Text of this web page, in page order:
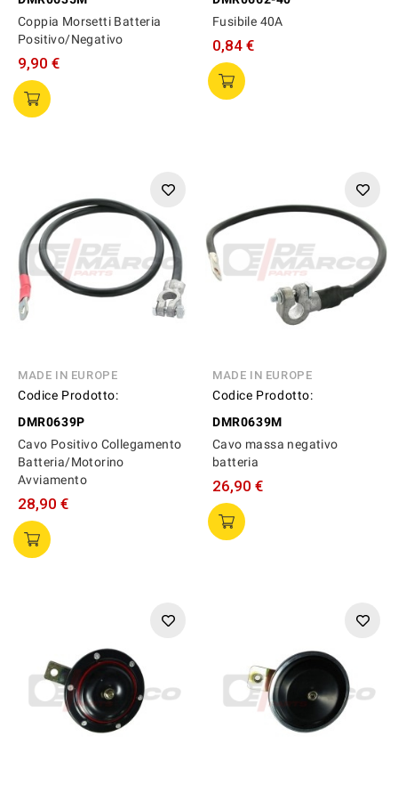
Coppia Morsetti Batteria
Positivo/Negativo
9,90 €
Fusibile 40A
0,84 €
MADE IN EUROPE
Codice Prodotto:
DMR0639P
Cavo Positivo Collegamento
Batteria/Motorino
Avviamento
28,90 €
MADE IN EUROPE
Codice Prodotto:
DMR0639M
Cavo massa negativo
batteria
26,90 €